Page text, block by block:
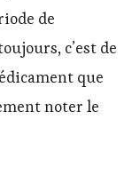
de
c’est de
que
noter le